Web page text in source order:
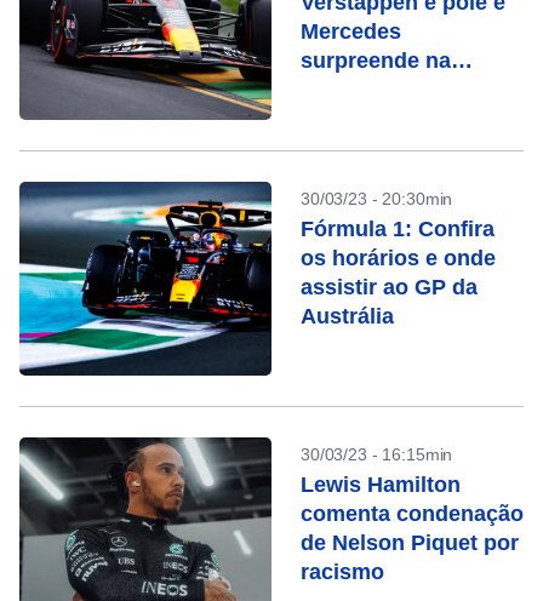
Mercedes
surpreende na
30/03/23 - 20:30min
Fórmula 1: Confira
os horários e onde
assistir ao GP da
Austrália
30/03/23 - 16:15min
Lewis Hamilton
comenta condenação
de Nelson Piquet por
racismo